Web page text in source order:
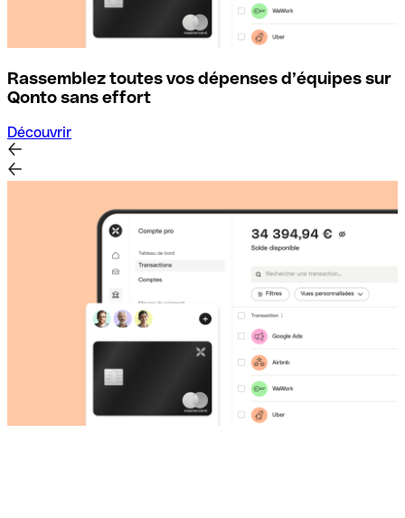
Rassemblez toutes vos dépenses d’équipes sur
Qonto sans effort
Découvrir